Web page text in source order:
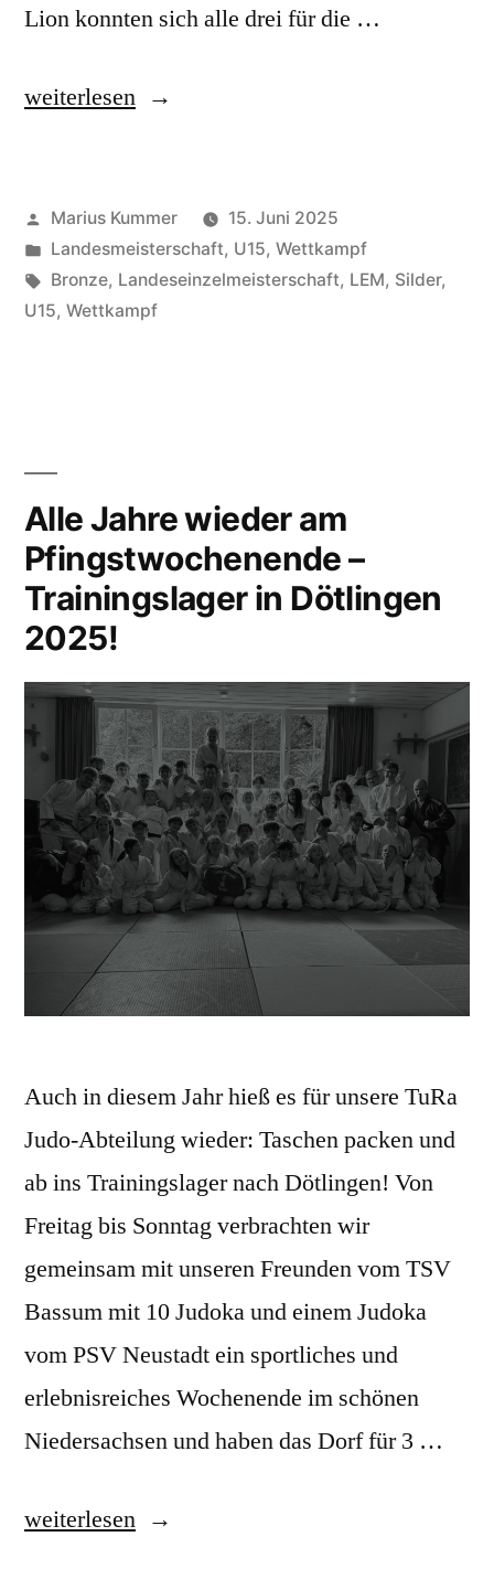
Lion konnten sich alle drei für die …
„Landeseinzelmeisterschaft
m/w
2025“
weiterlesen
Veröffentlicht
von
Marius Kummer
15. Juni 2025
Veröffentlicht
unter
Landesmeisterschaft, U15, Wettkampf
Schlagwörter:
Bronze, Landeseinzelmeisterschaft, LEM, Silder,
U15, Wettkampf
Alle Jahre wieder am
Pfingstwochenende –
Trainingslager in Dötlingen
2025!
Auch in diesem Jahr hieß es für unsere TuRa
Judo-Abteilung wieder: Taschen packen und
ab ins Trainingslager nach Dötlingen! Von
Freitag bis Sonntag verbrachten wir
gemeinsam mit unseren Freunden vom TSV
Bassum mit 10 Judoka und einem Judoka
vom PSV Neustadt ein sportliches und
erlebnisreiches Wochenende im schönen
Niedersachsen und haben das Dorf für 3 …
„Alle
weiterlesen